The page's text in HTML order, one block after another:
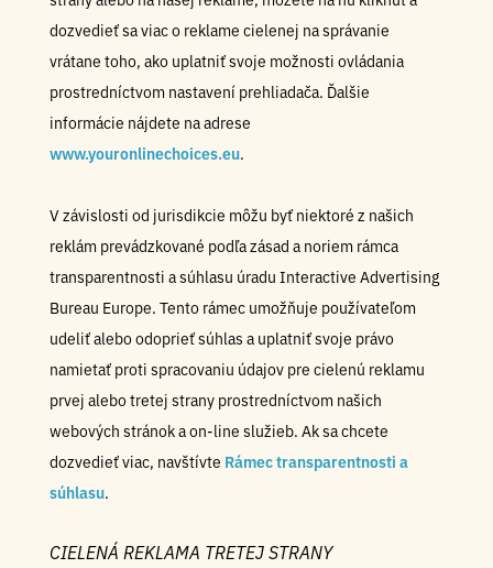
dozvedieť sa viac o reklame cielenej na správanie
vrátane toho, ako uplatniť svoje možnosti ovládania
prostredníctvom nastavení prehliadača. Ďalšie
informácie nájdete na adrese
www.youronlinechoices.eu.
V závislosti od jurisdikcie môžu byť niektoré z našich
reklám prevádzkované podľa zásad a noriem rámca
transparentnosti a súhlasu úradu Interactive Advertising
Bureau Europe. Tento rámec umožňuje používateľom
udeliť alebo odoprieť súhlas a uplatniť svoje právo
namietať proti spracovaniu údajov pre cielenú reklamu
prvej alebo tretej strany prostredníctvom našich
webových stránok a on-line služieb. Ak sa chcete
dozvedieť viac, navštívte Rámec transparentnosti a
súhlasu.
CIELENÁ REKLAMA TRETEJ STRANY